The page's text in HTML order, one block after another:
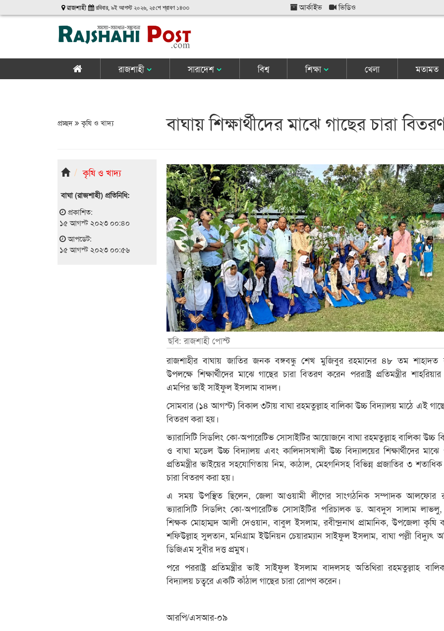
রাজশাহী রবিবার, ৯ই আগস্ট ২০২৬, ২৫শে শ্রাবণ ১৪৩৩ আর্কাইভ ভিডিও
রাজশাহী সারাদেশ বিশ্ব শিক্ষা খেলা মতামত
প্রচ্ছদ কৃষি ও খাদ্য বাঘায় শিক্ষার্থীদের মাঝে গাছের চারা
কৃষি ও খাদ্য
বাঘা (রাজশাহী) প্রতিনিধি:
প্রকাশিত:
১৫ আগস্ট ২০২৩ ০০:৪০
আপডেট:
১৫ আগস্ট ২০২৩ ০০:৫৬
ছবি: রাজশাহী পোস্ট
রাজশাহীর বাঘায় জাতির জনক বঙ্গবন্ধু শেখ মুজিবুর রহমানের ৪৮ তম শাহাদত
উপলক্ষে শিক্ষার্থীদের মাঝে গাছের চারা বিতরণ করেন পররাষ্ট্র প্রতিমন্ত্রীর
এমপির ভাই সাইফুল ইসলাম বাদল।
সোমবার (১৪ আগস্ট) বিকাল ৩টায় বাঘা রহমতুল্লাহ বালিকা উচ্চ বিদ্যালয় মাঠে এই
বিতরণ করা হয়।
ভ্যারাসিটি সিডলিং কো-অপারেটিভ সোসাইটির আয়োজনে বাঘা রহমতুল্লাহ বালিকা উচ্চ
ও বাঘা মডেল উচ্চ বিদ্যালয় এবং কালিদাসখালী উচ্চ বিদ্যালয়ের শিক্ষার্থীদের মাঝে
প্রতিমন্ত্রীর ভাইয়ের সহযোগিতায় নিম, কাঠাল, মেহগনিসহ বিভিন্ন প্রজাতির ৩
চারা বিতরণ করা হয়।
এ সময় উপস্থিত ছিলেন, জেলা আওয়ামী লীগের সাংগঠনিক সম্পাদক আলফোর
ভ্যারাসিটি সিডলিং কো-অপারেটিভ সোসাইটির পরিচালক ড. আবদুস সালাম লাভলু,
শিক্ষক মোহাম্মদ আলী দেওয়ান, বাবুল ইসলাম, রবীন্দ্রনাথ প্রামানিক, উপজেলা কৃষি
শফিউল্লাহ সুলতান, মনিগ্রাম ইউনিয়ন চেয়ারম্যান সাইফুল ইসলাম, বাঘা পল্লী বিদ্যুৎ
ডিজিএম সুবীর দত্ত প্রমুখ।
পরে পররাষ্ট্র প্রতিমন্ত্রীর ভাই সাইফুল ইসলাম বাদলসহ অতিথিরা রহমতুল্লাহ
বিদ্যালয় চত্বরে একটি কাঁঠাল গাছের চারা রোপণ করেন।
আরপি/এসআর-০৯